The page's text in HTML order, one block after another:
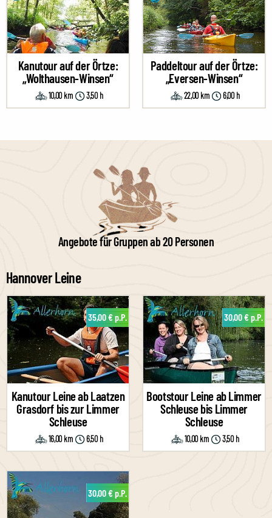
Kanutour auf der Örtze:
„Wolthausen-Winsen“
10,00 km 3,50 h
Paddeltour auf der Örtze:
„Eversen-Winsen“
22,00 km 6,00 h
Angebote für Gruppen ab 20 Personen
Hannover Leine
35,00 € p.P.
Kanutour Leine ab Laatzen
Grasdorf bis zur Limmer
Schleuse
16,00 km 6,50 h
30,00 € p.P.
Bootstour Leine ab Limmer
Schleuse bis Limmer
Schleuse
10,00 km 3,50 h
30,00 € p.P.